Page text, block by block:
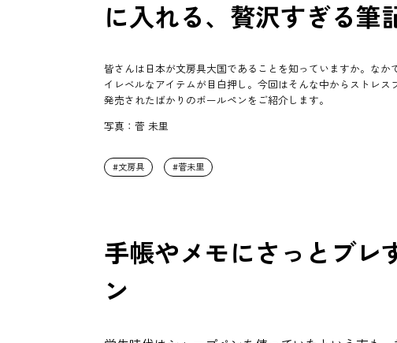
に入れる、贅沢すぎる筆
皆さんは日本が文房具大国であることを知っていますか。な
イレベルなアイテムが目白押し。今回はそんな中からストレ
発売されたばかりのボールペンをご紹介します。
写真：菅 未里
文房具 菅未里
手帳やメモにさっとブレ
ン